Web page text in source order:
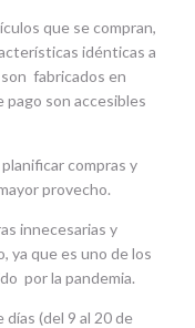
que se compran,
idénticas a
fabricados en
pago son accesibles
compras y
provecho.
innecesarias y
ya que es uno de los
por la pandemia.
(del 9 al 20 de